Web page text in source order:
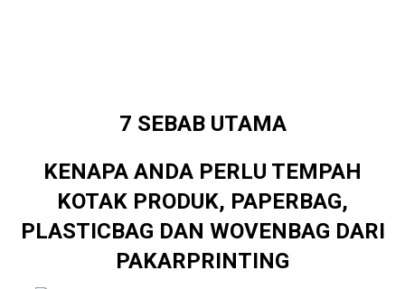
7 SEBAB UTAMA
KENAPA ANDA PERLU TEMPAH
KOTAK PRODUK, PAPERBAG,
PLASTICBAG DAN WOVENBAG DARI
PAKARPRINTING